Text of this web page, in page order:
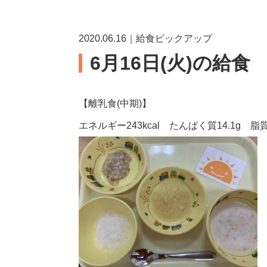
2020.06.16｜給食ピックアップ
6月16日(火)の給食
【離乳食(中期)】
エネルギー243kcal たんぱく質14.1g 脂